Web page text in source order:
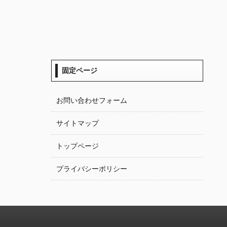
固定ページ
お問い合わせフォーム
サイトマップ
トップページ
プライバシーポリシー